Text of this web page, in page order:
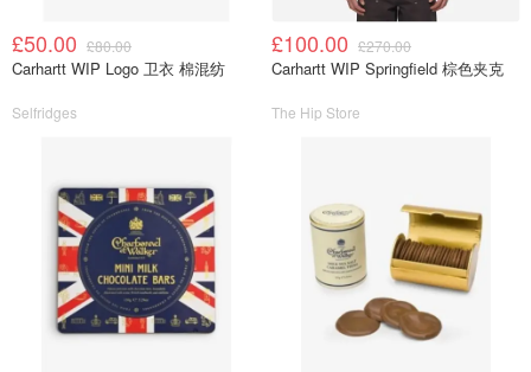
£50.00 £80.00
Carhartt WIP Logo 卫衣 棉混纺
Selfridges
£100.00 £270.00
Carhartt WIP Springfield 棕色夹克
The Hip Store